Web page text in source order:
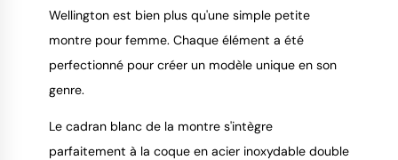
Wellington est bien plus qu'une simple petite
montre pour femme. Chaque élément a été
perfectionné pour créer un modèle unique en son
genre.
Le cadran blanc de la montre s'intègre
parfaitement à la coque en acier inoxydable double